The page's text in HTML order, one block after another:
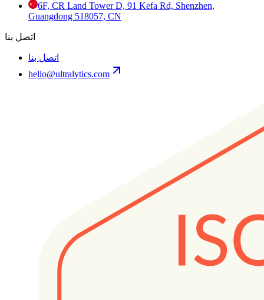
6F, CR Land Tower D, 91 Kefa Rd, Shenzhen,
Guangdong 518057, CN
اتصل بنا
اتصل بنا
hello@ultralytics.com